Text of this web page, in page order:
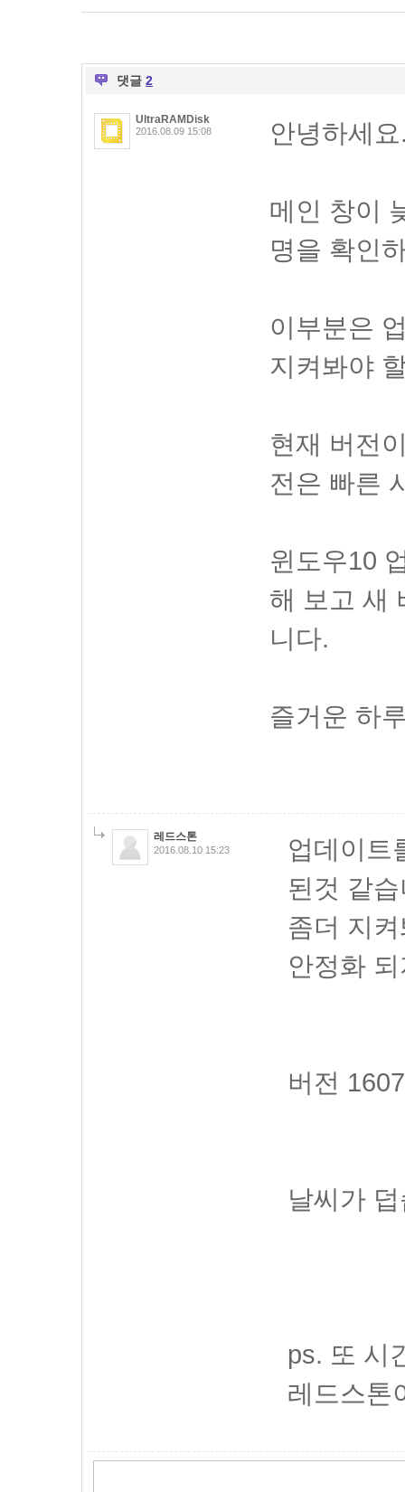
댓글 2
UltraRAMDisk
2016.08.09 15:08 안녕하세
메인 창이
명을 확인
이부분은
지켜봐야
현재 버전
전은 빠른
윈도우10
해 보고 새
니다.
즐거운 하
레드스톤
2016.08.10 15:23
업데이트
된것 같
좀더 지
안정화
버전
날씨가
ps. 또 시
레드스톤